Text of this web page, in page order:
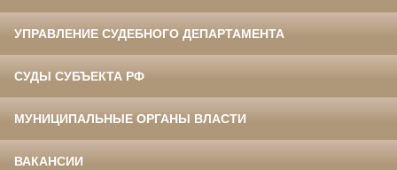
УПРАВЛЕНИЕ СУДЕБНОГО ДЕПАРТАМЕНТА
СУДЫ СУБЪЕКТА РФ
МУНИЦИПАЛЬНЫЕ ОРГАНЫ ВЛАСТИ
ВАКАНСИИ